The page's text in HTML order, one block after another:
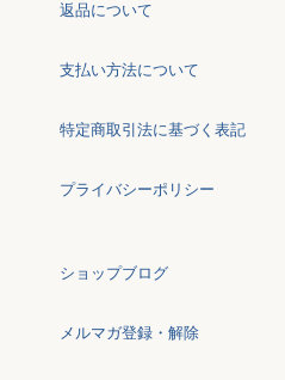
返品について
支払い方法について
特定商取引法に基づく表記
プライバシーポリシー
ショップブログ
メルマガ登録・解除